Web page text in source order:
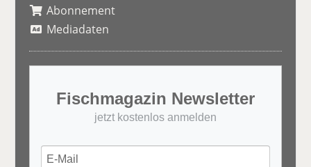
Abonnement
Mediadaten
Fischmagazin Newsletter
jetzt kostenlos anmelden